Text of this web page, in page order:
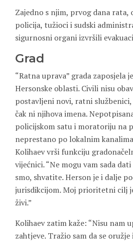
Zajedno s njim, prvog dana rata,
policija, tužioci i sudski
sigurnosni organi izvršili
Grad
“Ratna uprava” grada zaposjela
Hersonske oblasti. Civili nisu
postavljeni novi, ratni službenici,
čak ni njihova imena.
policijskom satu i moratoriju na
neprestano po lokalnim
Kolihaev vrši funkciju
vijećnici. “Ne mogu vam sada
smo, shvatite. Herson je i dalje
jurisdikcijom. Moj prioritetni cilj
živi.”
Kolihaev zatim kaže: “Nisu nam
zahtjeve. Tražio sam da se